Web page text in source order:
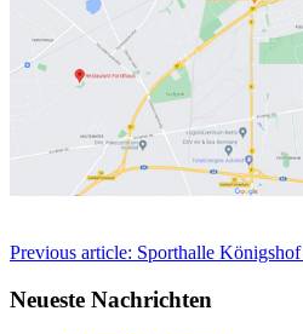
Previous article: Sporthalle Königshof
Neueste Nachrichten